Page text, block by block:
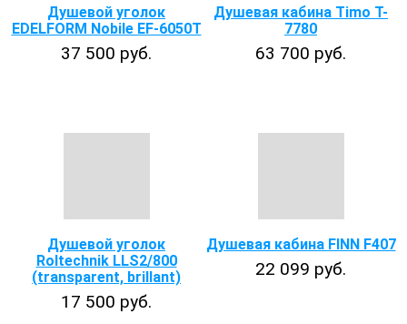
Душевой уголок
EDELFORM Nobile EF-6050T
37 500 руб.
Душевая кабина Timo T-
7780
63 700 руб.
Душевой уголок
Roltechnik LLS2/800
(transparent, brillant)
17 500 руб.
Душевая кабина FINN F407
22 099 руб.